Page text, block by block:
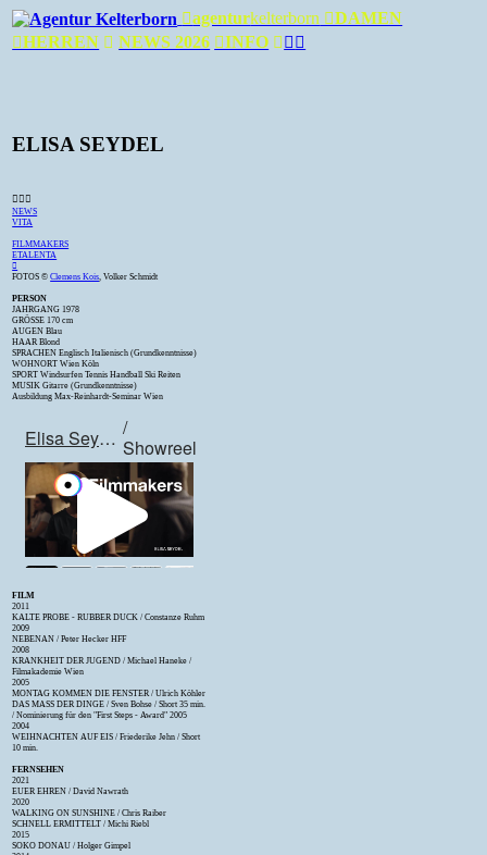
︎agenturkelterborn ︎DAMEN
︎HERREN ︎NEWS 2026 ︎INFO ︎︎︎
ELISA SEYDEL
︎︎︎
NEWS
VITA
FILMMAKERS
ETALENTA
︎
FOTOS ©Clemens Kois, Volker Schmidt
PERSON
JAHRGANG 1978
GRÖSSE 170 cm
AUGEN Blau
HAAR Blond
SPRACHEN Englisch Italienisch (Grundkenntnisse)
WOHNORT Wien Köln
SPORT Windsurfen Tennis Handball Ski Reiten
MUSIK Gitarre (Grundkenntnisse)
Ausbildung Max-Reinhardt-Seminar Wien
FILM
2011
KALTE PROBE - RUBBER DUCK / Constanze Ruhm
2009
NEBENAN / Peter Hecker HFF
2008
KRANKHEIT DER JUGEND / Michael Haneke /
Filmakademie Wien
2005
MONTAG KOMMEN DIE FENSTER / Ulrich Köhler
DAS MASS DER DINGE / Sven Bohse / Short 35 min.
/ Nominierung für den "First Steps - Award" 2005
2004
WEIHNACHTEN AUF EIS / Friederike Jehn / Short
10 min.
FERNSEHEN
2021
EUER EHREN / David Nawrath
2020
WALKING ON SUNSHINE / Chris Raiber
SCHNELL ERMITTELT / Michi Riebl
2015
SOKO DONAU / Holger Gimpel